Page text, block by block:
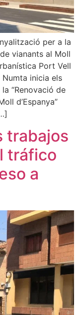
per a la
vianants al Moll
Port Vell
Numta inicia els
“Renovació de
d’Espanya”
trabajos
tráfico
a